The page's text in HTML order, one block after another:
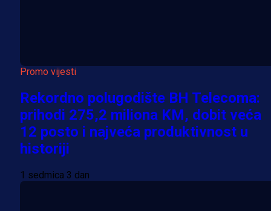
Promo vijesti
Rekordno polugodište BH Telecoma:
prihodi 275,2 miliona KM, dobit veća
12 posto i najveća produktivnost u
historiji
1 sedmica 3 dan